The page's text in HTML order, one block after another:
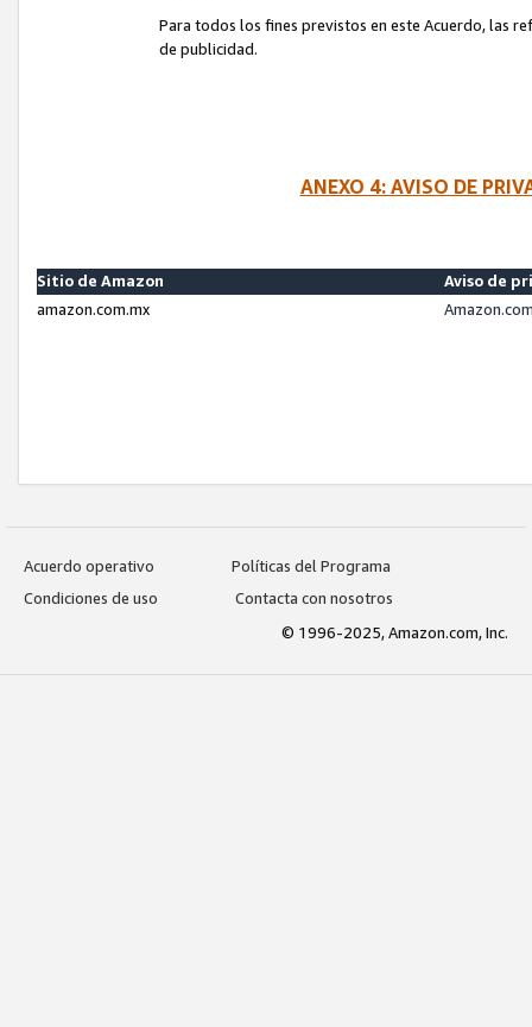
Para todos los fines previstos en este Acuerdo, las
de publicidad.
ANEXO 4: AVISO DE
Sitio de Amazon
Aviso de
amazon.com.mx
Acuerdo operativo
Políticas del Programa
Condiciones de uso
Contacta con nosotros
© 1996-2025, Amazon.com, Inc.